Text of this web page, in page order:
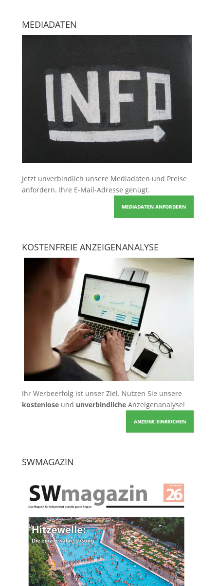
MEDIADATEN
Jetzt unverbindlich unsere Mediadaten und Preise
anfordern. Ihre E-Mail-Adresse genügt.
MEDIADATEN ANFORDERN
KOSTENFREIE ANZEIGENANALYSE
Ihr Werbeerfolg ist unser Ziel. Nutzen Sie unsere
kostenloseund unverbindlicheAnzeigenanalyse!
ANZEIGE EINREICHEN
SWMAGAZIN